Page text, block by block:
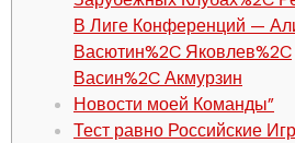
В Лиге Конференций —
Васютин%2C Яковлев%2C
Васин%2C Акмурзин
Новости моей Команды”
Тест равно Российские